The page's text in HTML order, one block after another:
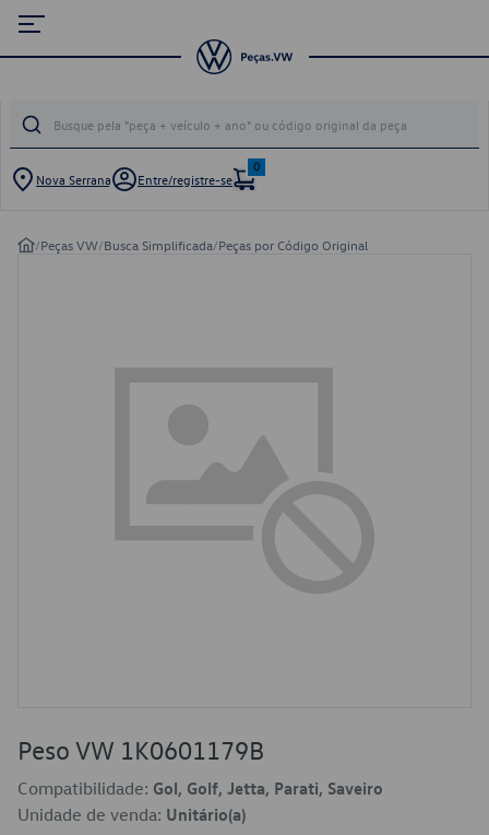
Nova Serrana Entre/registre-se
0
/Peças VW/Busca Simplificada/Peças por Código Original
Peso VW 1K0601179B
Compatibilidade: Gol, Golf, Jetta, Parati, Saveiro
Unidade de venda: Unitário(a)